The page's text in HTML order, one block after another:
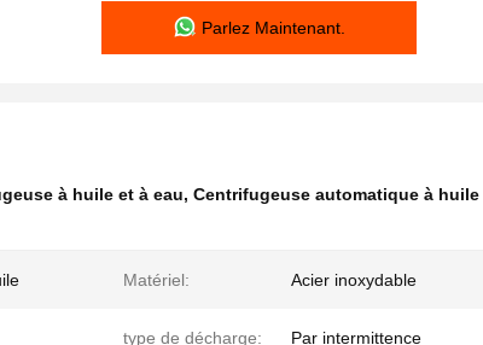
Parlez Maintenant.
à huile et à eau, Centrifugeuse automatique à huile
Matériel: Acier inoxydable
type de décharge: Par intermittence